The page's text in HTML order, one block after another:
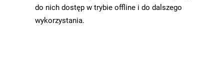
do nich dostęp w trybie offline i do dalszego
wykorzystania.